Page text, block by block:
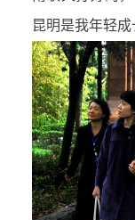
昆明是我年轻